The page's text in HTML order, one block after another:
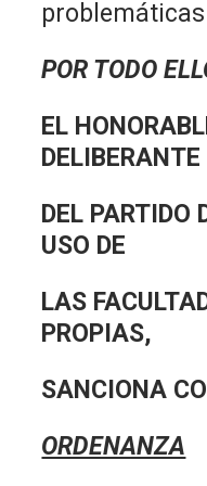
POR TODO
EL
DELIBERANTE
DEL PARTIDO
USO DE
LAS
PROPIAS,
SANCIONA
ORDENANZA